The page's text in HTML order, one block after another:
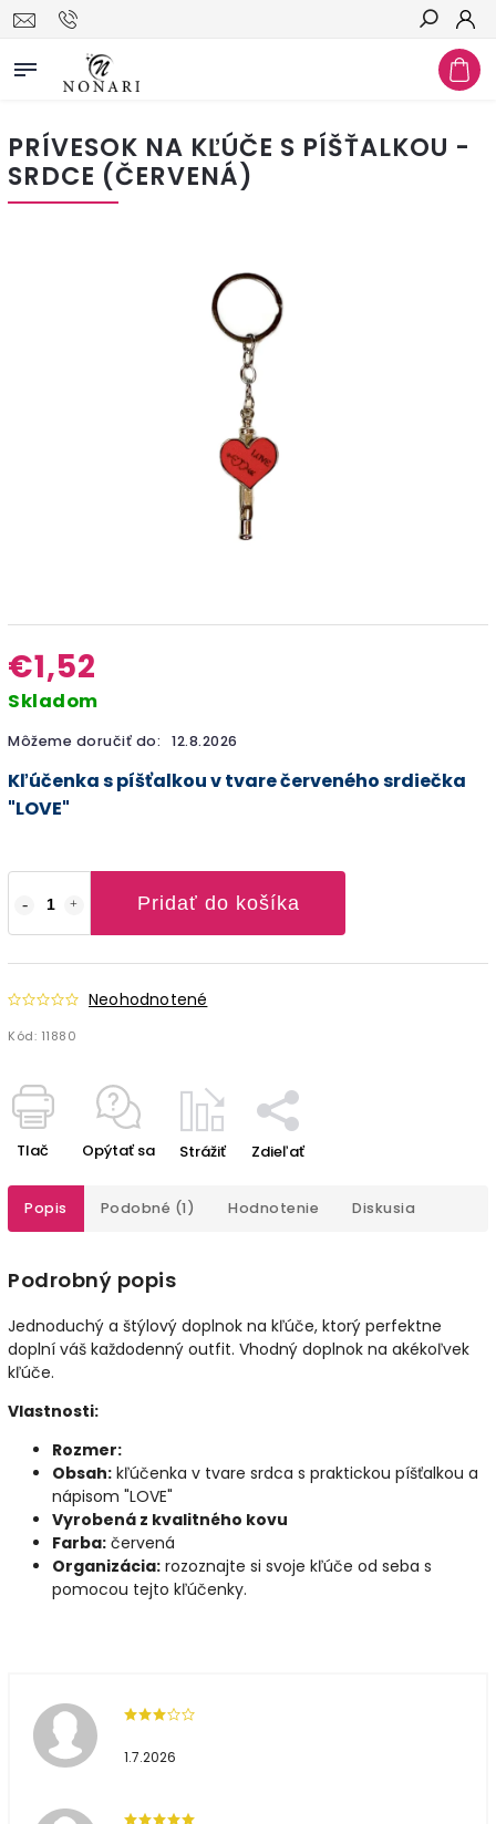
Hľadať
PRÍVESOK NA KĽÚČE S PÍŠŤALKOU -
SRDCE (ČERVENÁ)
€1,52
Skladom
Môžeme doručiť do: 12.8.2026
Pridať do košíka
Neohodnotené
Kód: 11880
Kľúčenka s píšťalkou v tvare červeného srdiečka
"LOVE"
Tlač Opýtať sa Strážiť Zdieľať
Popis Podobné (1) Hodnotenie Diskusia
Podrobný popis
Jednoduchý a štýlový doplnok na kľúče, ktorý perfektne
doplní váš každodenný outfit. Vhodný doplnok na akékoľvek
kľúče.
Vlastnosti:
Rozmer:
Obsah: kľúčenka v tvare srdca s praktickou píšťalkou a
nápisom "LOVE"
Vyrobená z kvalitného kovu
Farba: červená
Organizácia: rozoznajte si svoje kľúče od seba s
pomocou tejto kľúčenky.
1.7.2026